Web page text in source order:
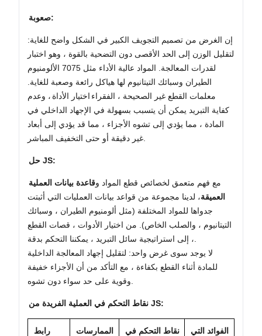
صعوبة:
إن الغرض من تصميم التجويف الكبير في الشكل واضح للغاية:
لتقليل الوزن إلى الحد الأقصى دون التضحية بالقوة ، وهو اختبار
لقدرات المعالجة. المواد عالية الأداء مثل 7075 الألومنيوم
الطيران وسبائك التيتانيوم لها هياكل رائعة وصعبة للغاية.
معلمات القطع غير الصحيحة ، الفقراء اختيار الأداة ، وعدم
كفاية التبريد يمكن أن يتسبب بسهولة في الإجهاد الداخلي في
المادة ، مما يؤدي إلى تشوه الأجزاء ، مما قد يؤدي إلى أبعاد
حل JS:
مع فهم متعمق لخصائص قطع المواد وقاعدة بيانات العملية
العميقة، لدينا مجموعة من قواعد بيانات العمليات التي أثبتت
جدواها للمواد المختلفة (مثل ألومنيوم الطيران ، وسبائك
التيتانيوم ، والصلب الخاص). من اختيار الأدوات ، قصات القطع
لا يوجد سوى غرض واحد: لتقليل إجهاد المعالجة الداخلية
للمادة أثناء القطع بكفاءة ، مع التأكد من أن الأجزاء خفيفة
نقاط التحكم في العملية الفريدة من JS:
رابط
الممارسات
نقاط التحكم في
الفوائد التي